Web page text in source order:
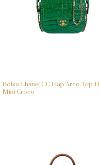
Bolsa Chanel CC Flap Arco Top
Mini Croco